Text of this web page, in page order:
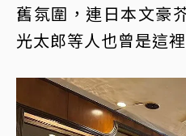
舊氛圍，連日本文豪
光太郎等人也曾是這